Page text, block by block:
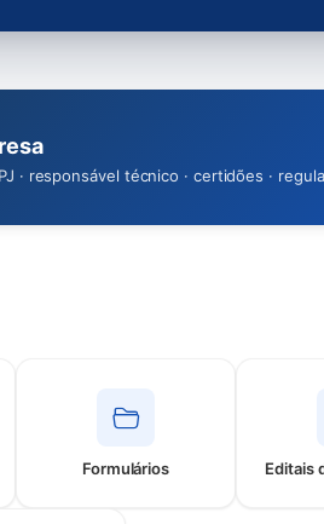
· responsável técnico · certidões ·
Formulários Editais